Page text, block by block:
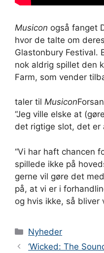
Musicon også fanget
hvor de talte om
Glastonbury Festival.
nok aldrig spillet den
Farm, som vender
taler til Musicon
“Jeg ville elske at
det rigtige slot, det er
“Vi har haft chancen
spillede ikke på
gerne vil gøre det
på, at vi er i
og hvis ikke, så bliver
Kategorier
Nyheder
‘Wicked: The